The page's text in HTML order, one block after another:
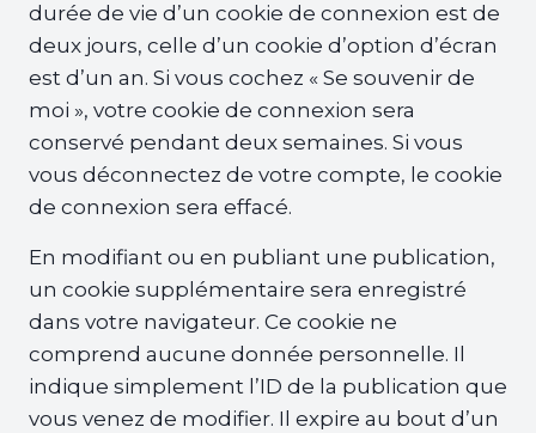
durée de vie d’un cookie de connexion est de
deux jours, celle d’un cookie d’option d’écran
est d’un an. Si vous cochez « Se souvenir de
moi », votre cookie de connexion sera
conservé pendant deux semaines. Si vous
vous déconnectez de votre compte, le cookie
de connexion sera effacé.
En modifiant ou en publiant une publication,
un cookie supplémentaire sera enregistré
dans votre navigateur. Ce cookie ne
comprend aucune donnée personnelle. Il
indique simplement l’ID de la publication que
vous venez de modifier. Il expire au bout d’un